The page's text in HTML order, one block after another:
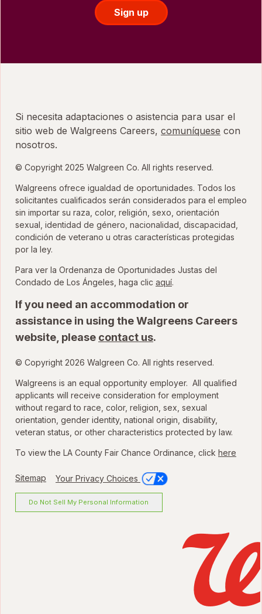
Sign up
Si necesita adaptaciones o asistencia para usar el
sitio web de Walgreens Careers, comuníquese con
nosotros.
© Copyright 2025 Walgreen Co. All rights reserved.
Walgreens ofrece igualdad de oportunidades. Todos los
solicitantes cualificados serán considerados para el empleo
sin importar su raza, color, religión, sexo, orientación
sexual, identidad de género, nacionalidad, discapacidad,
condición de veterano u otras características protegidas
por la ley.
Para ver la Ordenanza de Oportunidades Justas del
Condado de Los Ángeles, haga clic aquípara ver la
.
If you need an accommodation or
assistance in using the Walgreens Careers
website, please contact us.
© Copyright 2026 Walgreen Co. All rights reserved.
Walgreens is an equal opportunity employer. All qualified
applicants will receive consideration for employment
without regard to race, color, religion, sex, sexual
orientation, gender identity, national origin, disability,
veteran status, or other characteristics protected by law.
To view the LA County Fair Chance Ordinance, click here
Sitemap Your Privacy Choices
Do Not Sell My Personal Information